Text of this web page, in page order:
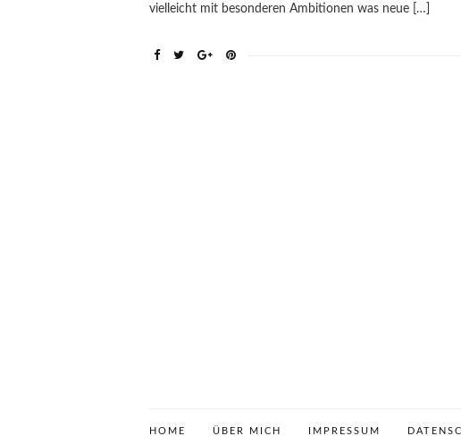
vielleicht mit besonderen Ambitionen was neue […]
HOME ÜBER MICH IMPRESSUM